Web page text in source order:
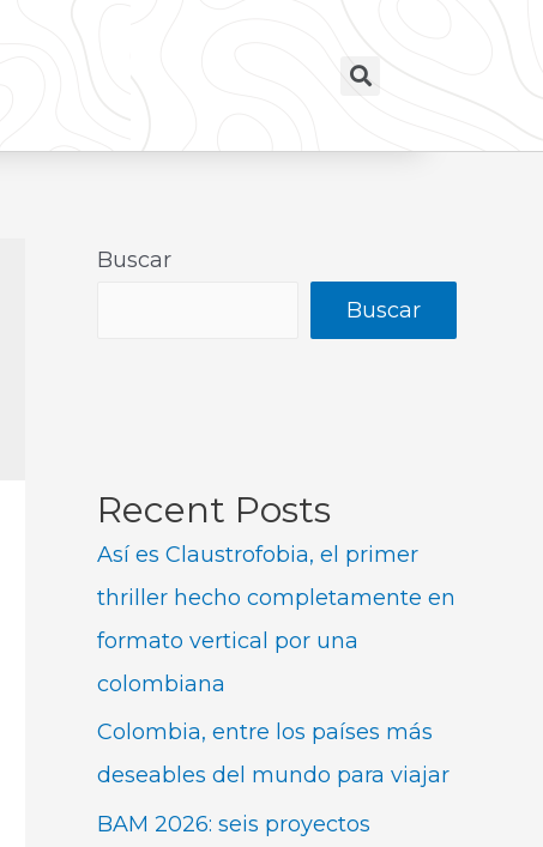
Buscar
Buscar
Recent Posts
Así es Claustrofobia, el primer
thriller hecho completamente en
formato vertical por una
colombiana
Colombia, entre los países más
deseables del mundo para viajar
BAM 2026: seis proyectos